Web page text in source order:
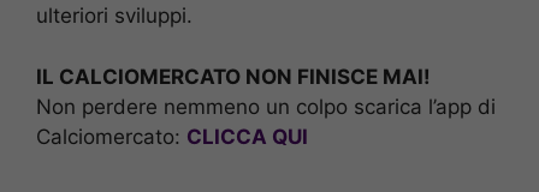
ulteriori sviluppi.
IL CALCIOMERCATO NON FINISCE MAI!
Non perdere nemmeno un colpo scarica l’app di
Calciomercato: CLICCA QUI